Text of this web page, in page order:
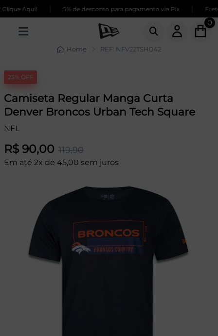
Aqui! 5% de desconto para pagamento via Pix
0
Home REF: NFV22TSH042
25% OFF
Camiseta Regular Manga Curta
Denver Broncos Urban Tech Square
NFL
R$ 90,00 119,90
Em até 2x de 45,00 sem juros